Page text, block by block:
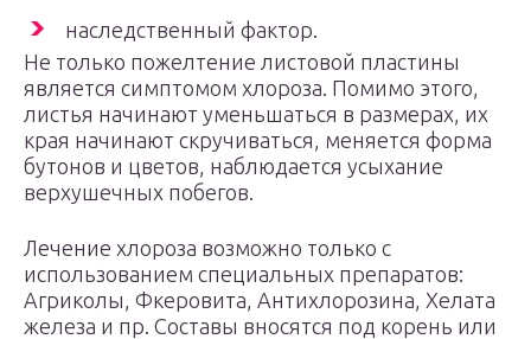
наследственный фактор.
Не только пожелтение листовой пластины
является симптомом хлороза. Помимо этого,
листья начинают уменьшаться в размерах, их
края начинают скручиваться, меняется форма
бутонов и цветов, наблюдается усыхание
верхушечных побегов.
Лечение хлороза возможно только с
использованием специальных препаратов:
Агриколы, Фкеровита, Антихлорозина, Хелата
железа и пр. Составы вносятся под корень или